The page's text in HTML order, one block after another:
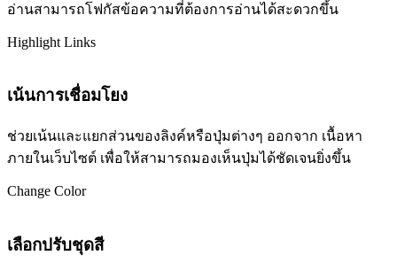
อ่านสามารถโฟกัสข้อความที่ต้องการอ่านได้สะดวกขึ้น
Highlight Links
เน้นการเชื่อมโยง
ช่วยเน้นและแยกส่วนของลิงค์หรือปุ่มต่างๆ ออกจาก เนื้อหา
ภายในเว็บไซต์ เพื่อให้สามารถมองเห็นปุ่มได้ชัดเจนยิ่งขึ้น
Change Color
เลือกปรับชุดสี